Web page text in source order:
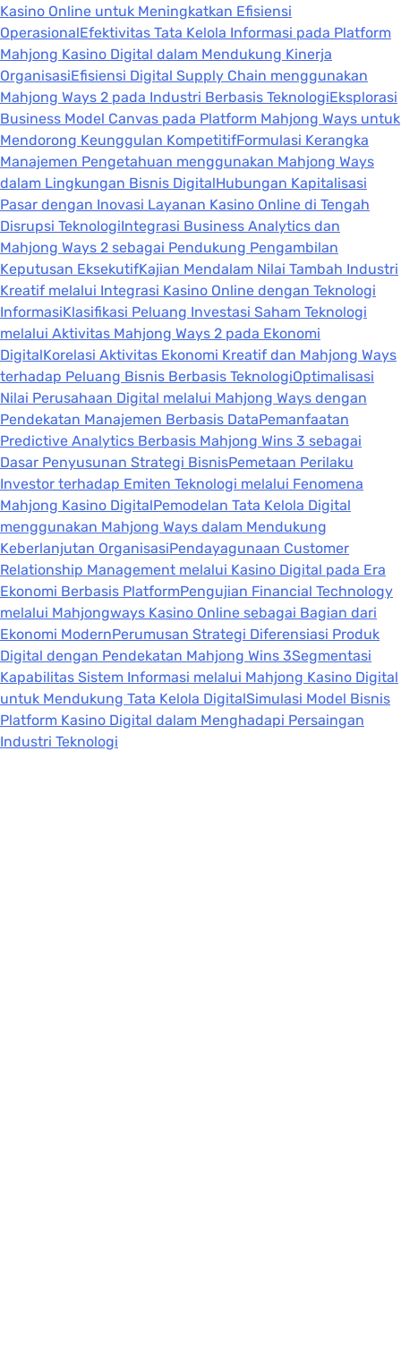
Kasino Online untuk Meningkatkan Efisiensi
OperasionalEfektivitas Tata Kelola Informasi pada Platform
Mahjong Kasino Digital dalam Mendukung Kinerja
OrganisasiEfisiensi Digital Supply Chain menggunakan
Mahjong Ways 2 pada Industri Berbasis TeknologiEksplorasi
Business Model Canvas pada Platform Mahjong Ways untuk
Mendorong Keunggulan KompetitifFormulasi Kerangka
Manajemen Pengetahuan menggunakan Mahjong Ways
dalam Lingkungan Bisnis DigitalHubungan Kapitalisasi
Pasar dengan Inovasi Layanan Kasino Online di Tengah
Disrupsi TeknologiIntegrasi Business Analytics dan
Mahjong Ways 2 sebagai Pendukung Pengambilan
Keputusan EksekutifKajian Mendalam Nilai Tambah Industri
Kreatif melalui Integrasi Kasino Online dengan Teknologi
InformasiKlasifikasi Peluang Investasi Saham Teknologi
melalui Aktivitas Mahjong Ways 2 pada Ekonomi
DigitalKorelasi Aktivitas Ekonomi Kreatif dan Mahjong Ways
terhadap Peluang Bisnis Berbasis TeknologiOptimalisasi
Nilai Perusahaan Digital melalui Mahjong Ways dengan
Pendekatan Manajemen Berbasis DataPemanfaatan
Predictive Analytics Berbasis Mahjong Wins 3 sebagai
Dasar Penyusunan Strategi BisnisPemetaan Perilaku
Investor terhadap Emiten Teknologi melalui Fenomena
Mahjong Kasino DigitalPemodelan Tata Kelola Digital
menggunakan Mahjong Ways dalam Mendukung
Keberlanjutan OrganisasiPendayagunaan Customer
Relationship Management melalui Kasino Digital pada Era
Ekonomi Berbasis PlatformPengujian Financial Technology
melalui Mahjongways Kasino Online sebagai Bagian dari
Ekonomi ModernPerumusan Strategi Diferensiasi Produk
Digital dengan Pendekatan Mahjong Wins 3Segmentasi
Kapabilitas Sistem Informasi melalui Mahjong Kasino Digital
untuk Mendukung Tata Kelola DigitalSimulasi Model Bisnis
Platform Kasino Digital dalam Menghadapi Persaingan
Industri Teknologi